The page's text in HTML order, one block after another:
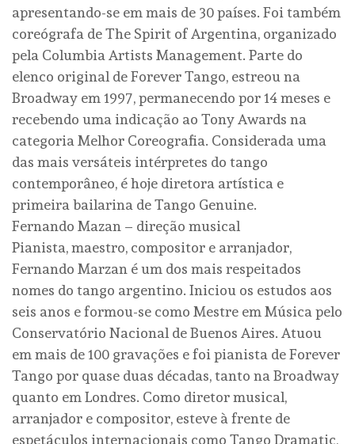
apresentando-se em mais de 30 países. Foi também
coreógrafa de The Spirit of Argentina, organizado
pela Columbia Artists Management. Parte do
elenco original de Forever Tango, estreou na
Broadway em 1997, permanecendo por 14 meses e
recebendo uma indicação ao Tony Awards na
categoria Melhor Coreografia. Considerada uma
das mais versáteis intérpretes do tango
contemporâneo, é hoje diretora artística e
primeira bailarina de Tango Genuine.
Fernando Mazan – direção musical
Pianista, maestro, compositor e arranjador,
Fernando Marzan é um dos mais respeitados
nomes do tango argentino. Iniciou os estudos aos
seis anos e formou-se como Mestre em Música pelo
Conservatório Nacional de Buenos Aires. Atuou
em mais de 100 gravações e foi pianista de Forever
Tango por quase duas décadas, tanto na Broadway
quanto em Londres. Como diretor musical,
arranjador e compositor, esteve à frente de
espetáculos internacionais como Tango Dramatic,